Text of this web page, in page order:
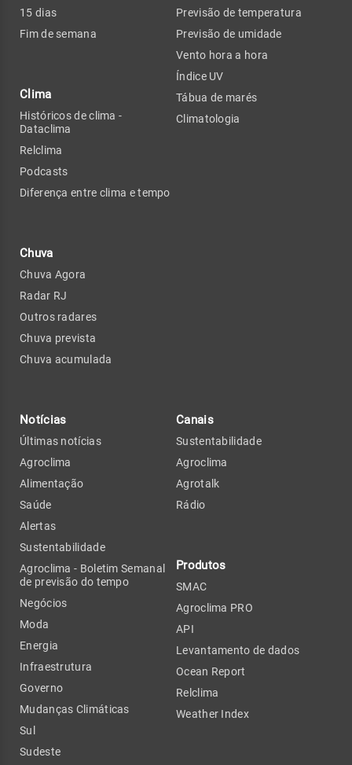
15 dias
Fim de semana
Clima
Históricos de clima -
Dataclima
Relclima
Podcasts
Diferença entre clima e tempo
Chuva
Chuva Agora
Radar RJ
Outros radares
Chuva prevista
Chuva acumulada
Previsão de temperatura
Previsão de umidade
Vento hora a hora
Índice UV
Tábua de marés
Climatologia
Notícias
Últimas notícias
Agroclima
Alimentação
Saúde
Alertas
Sustentabilidade
Agroclima - Boletim Semanal
de previsão do tempo
Negócios
Moda
Energia
Infraestrutura
Governo
Mudanças Climáticas
Sul
Sudeste
Canais
Sustentabilidade
Agroclima
Agrotalk
Rádio
Produtos
SMAC
Agroclima PRO
API
Levantamento de dados
Ocean Report
Relclima
Weather Index